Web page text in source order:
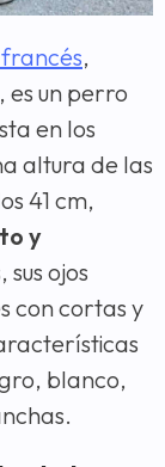
,
es un perro
en los
altura de las
41 cm,
y
sus ojos
con cortas y
blanco,